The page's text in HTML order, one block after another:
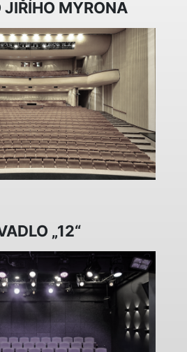
JIŘÍHO MYRONA
„12“